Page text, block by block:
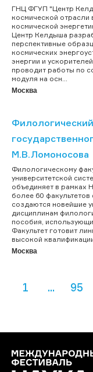
ГНЦ ФГУП "Центр
космической отрасли
космической
Центр Келдыша
перспективные
космических
энергии и
проводит работы по
модуля на осн...
Москва
М.В.Ломоносова
Филологическому
университетской
объединяет в рамках
более 60
создаются новейшие
дисциплинам
пособия,
Факультет готовит
высокой квалификации,
Москва
1 ... 95